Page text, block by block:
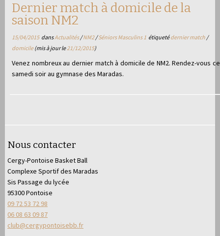
Dernier match à domicile de la
saison NM2
15/04/2015dansActualités/NM2/Séniors Masculins 1 étiquetédernier match /
domicile(mis à jour le21/12/2015)
Venez nombreux au dernier match à domicile de NM2. Rendez-vous ce
samedi soir au gymnase des Maradas.
Nous contacter
Cergy-Pontoise Basket Ball
Complexe Sportif des Maradas
Sis Passage du lycée
95300 Pontoise
09 72 53 72 98
06 08 63 09 87
club@cergypontoisebb.fr